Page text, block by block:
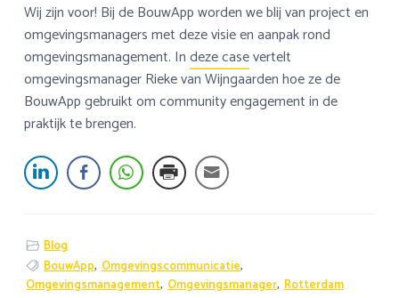
Wij zijn voor! Bij de BouwApp worden we blij van project en
omgevingsmanagers met deze visie en aanpak rond
omgevingsmanagement. Indeze casevertelt
omgevingsmanager Rieke van Wijngaarden hoe ze de
BouwApp gebruikt om community engagement in de
praktijk te brengen.
Blog
BouwApp, Omgevingscommunicatie,
Omgevingsmanagement, Omgevingsmanager, Rotterdam